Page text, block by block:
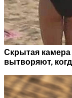
Скрытая
вытворяют,